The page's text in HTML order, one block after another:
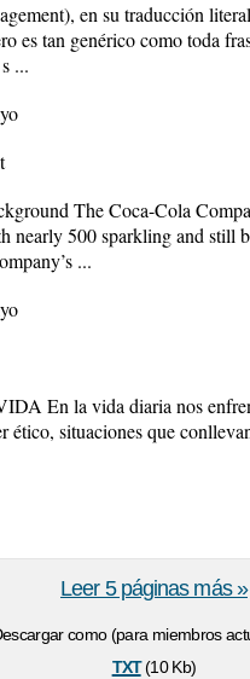
en su traducción
es tan genérico como toda
...
The Coca-Cola
nearly 500 sparkling and still
...
En la vida diaria nos
ético, situaciones que
como (para miembros
txt(10 Kb)
Leer 5 páginas más »